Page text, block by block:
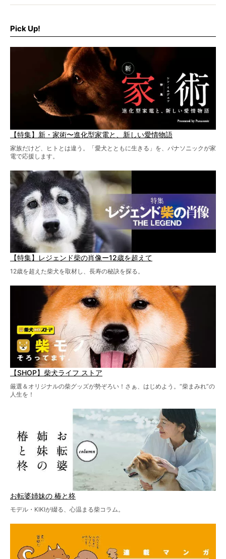
柴犬と暮らす人もそうでない人も、とにかく柴犬を愛して
Pick Up!
【特集】新・家術〜進化型家電と、新しい愛情物語
家族だけど、ヒトとは違う。「愛犬とともに生きる」を、パナソニックが家
電で応援します。
【特集】レジェンド柴の肖像ー12歳を超えて
12歳を超えた柴犬を取材し、長寿の秘訣を探る。
【SHOP】柴犬ライフ ストア
厳選＆オリジナルの柴グッズが勢ぞろい！さぁ、はじめよう。“柴まみれ”の
人生を！
お転婆姉妹の 椿と柊
モデル・KIKIが綴る、心温まる柴コラム。